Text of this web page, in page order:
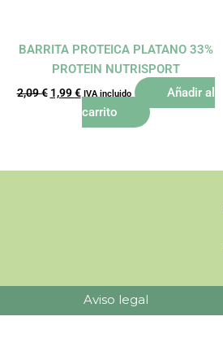
BARRITA PROTEICA PLATANO 33%
PROTEIN NUTRISPORT
2,09€ 1,99€ IVA incluido
Añadir al
carrito
Aviso legal